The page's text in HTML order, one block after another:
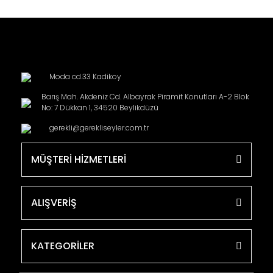
Moda cd.33 Kadikoy
Barış Mah. Akdeniz Cd. Albayrak Piramit Konutları A-2 Blok
No: 7 Dükkan 1, 34520 Beylikdüzü
gerekli@gerekliseyler.com.tr
MÜŞTERİ HİZMETLERİ
ALIŞVERİŞ
KATEGORİLER